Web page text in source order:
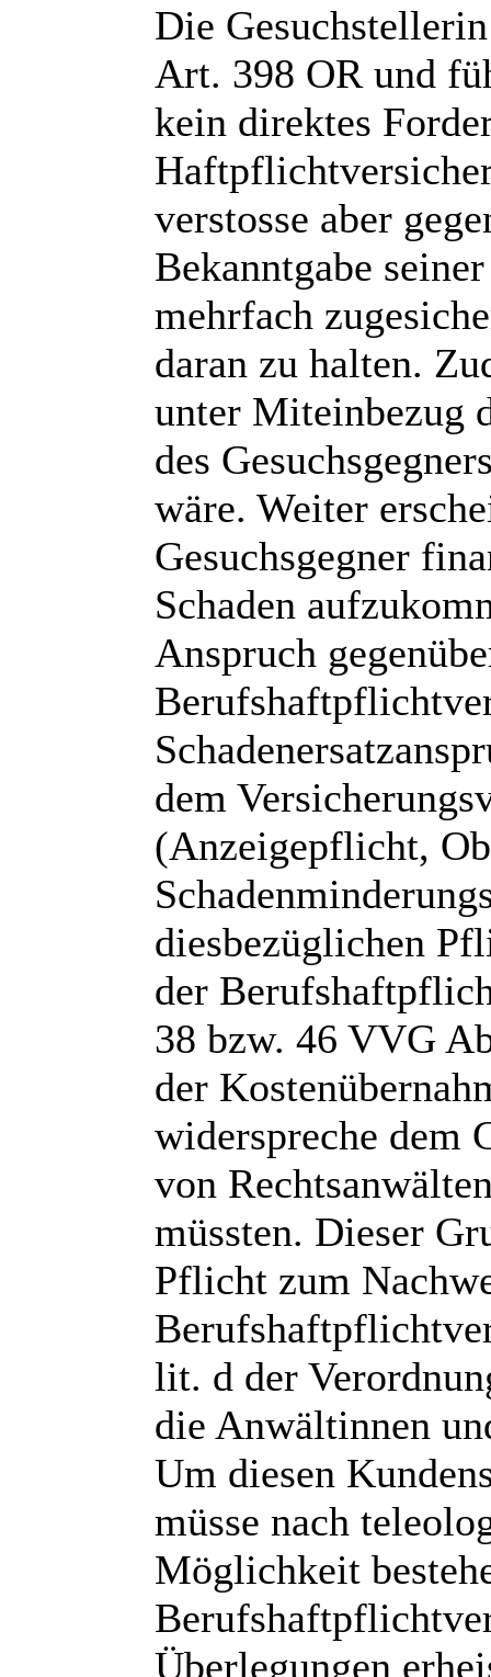
Die
Art. 398 OR und
kein direktes
verstosse aber
Bekanntgabe
mehrfach
daran zu halten.
unter Miteinbezug
des
wäre. Weiter
Gesuchsgegner
Schaden
Anspruch
dem
(Anzeigepflicht,
diesbezüglichen
der
38 bzw. 46 VVG
der
widerspreche dem
von
müssten. Dieser
Pflicht zum
lit. d der
die Anwältinnen
Um diesen
müsse nach
Möglichkeit
Überlegungen